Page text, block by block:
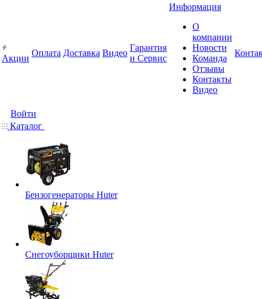
Акции
Оплата Доставка Видео
Гарантия
и Сервис
Информация
О
компании
Новости
Команда
Отзывы
Контакты
Видео
Войти
Каталог
Бензогенераторы Huter
Снегоуборщики Huter